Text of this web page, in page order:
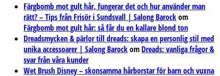
Färgbomb mot gult hår, fungerar det och hur använder man
rätt? – Tips från Frisör i Sundsvall | Salong Barockom
Färgbomb mot gult hår: så får du en kallare blond ton
Dreadsmycken & pärlor till dreads: skapa en personlig stil med
unika accessoarer | Salong Barockom Dreads: vanliga frågor &
svar från våra kunder
Wet Brush Disney – skonsamma hårborstar för barn och vuxna